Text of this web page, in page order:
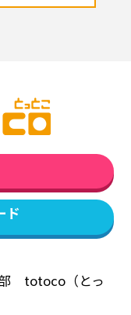
ド
totoco（とっ